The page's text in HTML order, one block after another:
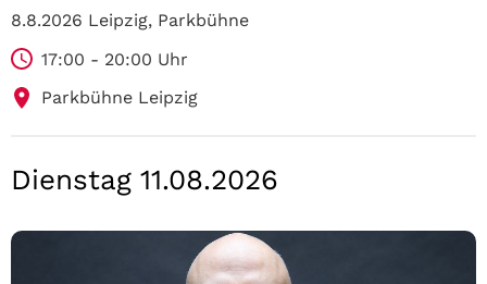
8.8.2026 Leipzig, Parkbühne
17:00 - 20:00 Uhr
Parkbühne Leipzig
Dienstag 11.08.2026